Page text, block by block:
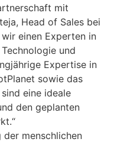
mit
Head of Sales bei
einen Experten in
und
Expertise in
sowie das
eine ideale
den geplanten
der menschlichen